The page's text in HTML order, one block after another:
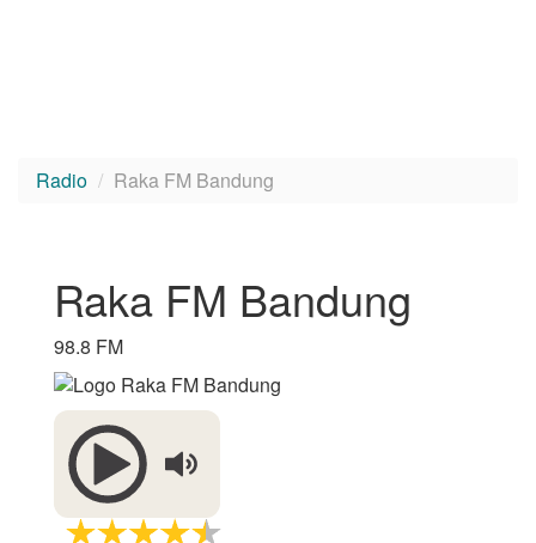
Radio Raka FM Bandung
Raka FM Bandung
98.8 FM